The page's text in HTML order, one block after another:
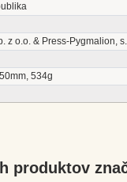
z o.o. & Press-Pygmalion,
534g
produktov